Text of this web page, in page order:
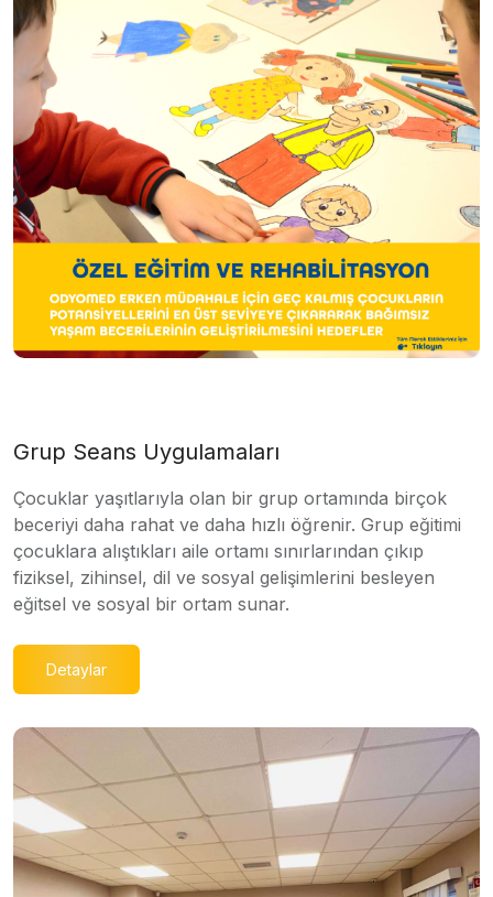
Grup Seans Uygulamaları
Çocuklar yaşıtlarıyla olan bir grup ortamında birçok
beceriyi daha rahat ve daha hızlı öğrenir. Grup eğitimi
çocuklara alıştıkları aile ortamı sınırlarından çıkıp
fiziksel, zihinsel, dil ve sosyal gelişimlerini besleyen
eğitsel ve sosyal bir ortam sunar.
Detaylar